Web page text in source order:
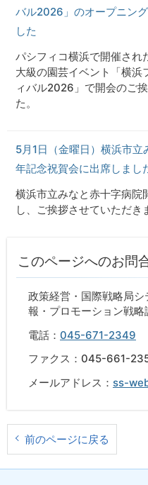
バル2026」のオープニン
した
パシフィコ横浜で開催さ
大級の園芸イベント「横浜
ィバル2026」で開会のご
た。
5月1日（金曜日）横浜市
年記念祝賀会に出席しまし
横浜市立みなと赤十字病
し、ご挨拶させていただき
このページへのお問
政策経営・国際戦略局
報・プロモーション戦略
電話： 045-671-2349
ファクス：045-661-
メールアドレス： ss-
前のページに戻る